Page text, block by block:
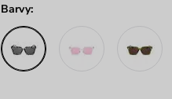
Barvy: